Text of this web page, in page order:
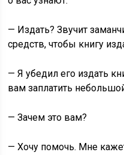
— Издать? Звучит
средств, чтобы книгу
— Я убедил его издать
вам заплатить
— Зачем это вам?
— Хочу помочь. Мне